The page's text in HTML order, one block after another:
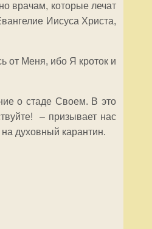
врачам, которые лечат
Иисуса Христа,
от Меня, ибо Я кроток и
о стаде Своем. В это
– призывает нас
духовный карантин.